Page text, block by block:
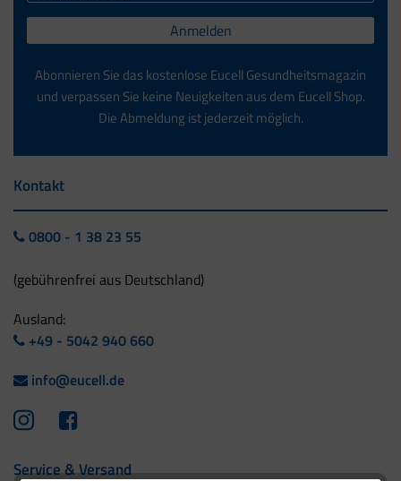
Anmelden
Abonnieren Sie das kostenlose Eucell Gesundheitsmagazin
und verpassen Sie keine Neuigkeiten aus dem Eucell Shop.
Die Abmeldung ist jederzeit möglich.
Kontakt
0800 - 1 38 23 55
(gebührenfrei aus Deutschland)
Ausland:
+49 - 5042 940 660
info@eucell.de
Service & Versand